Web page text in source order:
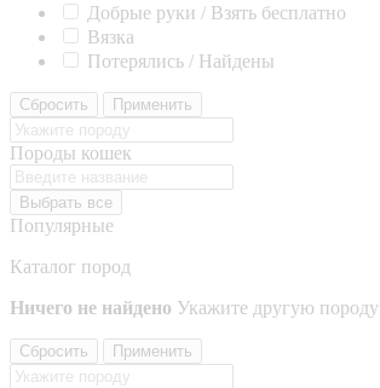
Добрые руки / Взять бесплатно
Вязка
Потерялись / Найдены
Сбросить Применить
Породы кошек
Выбрать все
Популярные
Каталог пород
Ничего не найдено Укажите другую породу
Сбросить Применить